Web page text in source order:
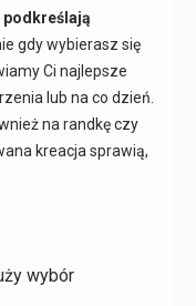
gdy wybierasz się
Ci najlepsze
lub na co dzień.
na randkę czy
kreacja sprawią,
wybór